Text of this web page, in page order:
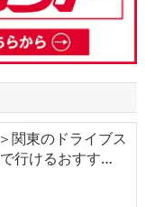
関東のドライブス
行けるおすす…